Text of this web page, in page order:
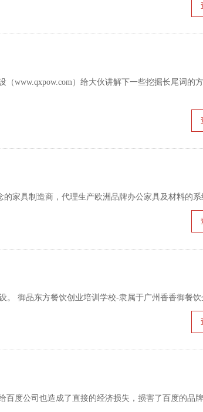
www.qxpow.com）给大伙讲解下一些挖掘长尾词的
家具制造商，代理生产欧洲品牌办公家具及材料的
。 御品东方餐饮创业培训学校-隶属于广州香香御餐
度公司也造成了直接的经济损失，损害了百度的品